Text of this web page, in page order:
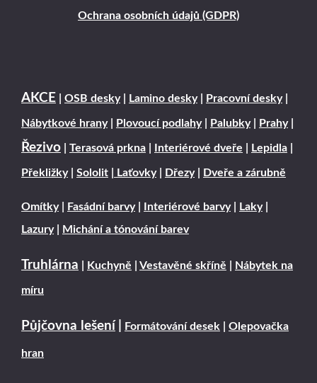
Ochrana osobních údajů (GDPR)
AKCE OSB desky| Lamino desky| Pracovní desky|
Nábytkové hrany| Plovoucí podlahy| Palubky| Prahy|
Řezivo Terasová prkna Interiérové dveře Lepidla
Překližky| Sololit Laťovky| Dřezy| Dveře a zárubně
Omítky| Fasádní barvy| Interiérové barvy| Laky|
Lazury| Michání a tónování barev
Truhlárna Kuchyně Vestavěné skříně Nábytek na
míru
Půjčovna lešení Formátování desek Olepovačka
hran